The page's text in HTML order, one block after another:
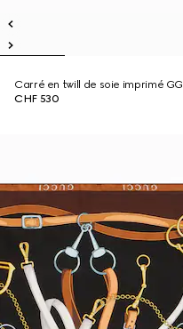
Carré en twill de soie imprimé GG
CHF 530